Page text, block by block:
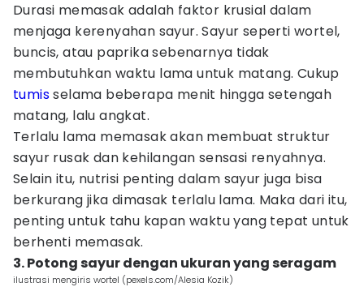
Durasi memasak adalah faktor krusial dalam
menjaga kerenyahan sayur. Sayur seperti wortel,
buncis, atau paprika sebenarnya tidak
membutuhkan waktu lama untuk matang. Cukup
tumisselama beberapa menit hingga setengah
matang, lalu angkat.
Terlalu lama memasak akan membuat struktur
sayur rusak dan kehilangan sensasi renyahnya.
Selain itu, nutrisi penting dalam sayur juga bisa
berkurang jika dimasak terlalu lama. Maka dari itu,
penting untuk tahu kapan waktu yang tepat untuk
berhenti memasak.
3. Potong sayur dengan ukuran yang seragam
ilustrasi mengiris wortel (pexels.com/Alesia Kozik)